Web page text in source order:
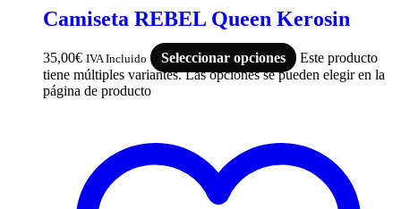
Camiseta REBEL Queen Kerosin
35,00€ IVA Incluido Seleccionar opciones
Este producto
tiene múltiples variantes. Las opciones se pueden elegir en la
página de producto